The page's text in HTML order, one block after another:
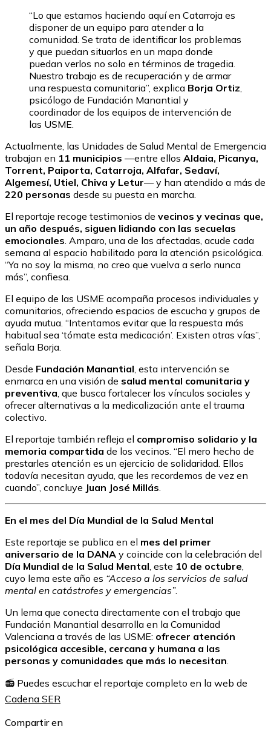
“Lo que estamos haciendo aquí en Catarroja es
disponer de un equipo para atender a la
comunidad. Se trata de identificar los problemas
y que puedan situarlos en un mapa donde
puedan verlos no solo en términos de tragedia.
Nuestro trabajo es de recuperación y de armar
una respuesta comunitaria”, explica Borja Ortiz,
psicólogo de Fundación Manantial y
coordinador de los equipos de intervención de
las USME.
Actualmente, las Unidades de Salud Mental de Emergencia
trabajan en 11 municipios —entre ellos Aldaia, Picanya,
Torrent, Paiporta, Catarroja, Alfafar, Sedaví,
Algemesí, Utiel, Chiva y Letur— y han atendido a más de
220 personas desde su puesta en marcha.
El reportaje recoge testimonios de vecinos y vecinas que,
un año después, siguen lidiando con las secuelas
emocionales. Amparo, una de las afectadas, acude cada
semana al espacio habilitado para la atención psicológica.
“Ya no soy la misma, no creo que vuelva a serlo nunca
más”, confiesa.
El equipo de las USME acompaña procesos individuales y
comunitarios, ofreciendo espacios de escucha y grupos de
ayuda mutua. “Intentamos evitar que la respuesta más
habitual sea ‘tómate esta medicación’. Existen otras vías”,
señala Borja.
Desde Fundación Manantial, esta intervención se
enmarca en una visión de salud mental comunitaria y
preventiva, que busca fortalecer los vínculos sociales y
ofrecer alternativas a la medicalización ante el trauma
colectivo.
El reportaje también refleja el compromiso solidario y la
memoria compartida de los vecinos. “El mero hecho de
prestarles atención es un ejercicio de solidaridad. Ellos
todavía necesitan ayuda, que les recordemos de vez en
cuando”, concluye Juan José Millás.
En el mes del Día Mundial de la Salud Mental
Este reportaje se publica en el mes del primer
aniversario de la DANA y coincide con la celebración del
Día Mundial de la Salud Mental, este 10 de octubre,
cuyo lema este año es “Acceso a los servicios de salud
mental en catástrofes y emergencias”.
Un lema que conecta directamente con el trabajo que
Fundación Manantial desarrolla en la Comunidad
Valenciana a través de las USME: ofrecer atención
psicológica accesible, cercana y humana a las
personas y comunidades que más lo necesitan.
📻 Puedes escuchar el reportaje completo en la web de
Cadena SER
Compartir en